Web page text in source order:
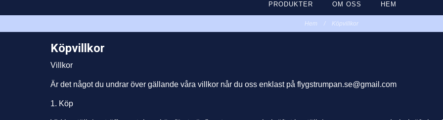
PRODUKTER OM OSS HEM
Hem / Köpvillkor
Köpvillkor
Villkor
Är det något du undrar över gällande våra villkor når du oss enklast på flygstrumpan.se@gmail.com
1. Köp